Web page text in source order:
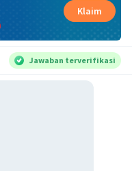
Klaim
Jawaban terverifikasi